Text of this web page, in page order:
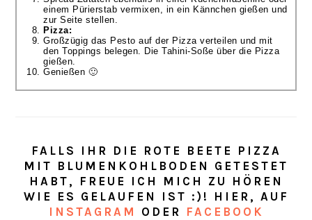
einem Pürierstab vermixen, in ein Kännchen gießen und
zur Seite stellen.
Pizza:
Großzügig das Pesto auf der Pizza verteilen und mit
den Toppings belegen. Die Tahini-Soße über die Pizza
gießen.
Genießen 🙂
FALLS IHR DIE ROTE BEETE PIZZA
MIT BLUMENKOHLBODEN GETESTET
HABT, FREUE ICH MICH ZU HÖREN
WIE ES GELAUFEN IST :)! HIER, AUF
INSTAGRAM
ODER FACEBOOK